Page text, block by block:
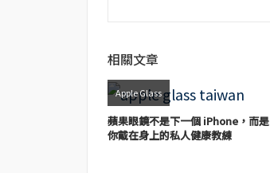
相關文章
Apple Glass
蘋果眼鏡不是下一個 iPhone，而是
你戴在身上的私人健康教練